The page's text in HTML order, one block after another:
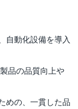
自動化設備を導入
品の品質向上や
めの、一貫した品